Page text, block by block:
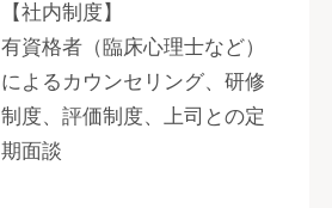
【社内制度】
有資格者（臨床心理士など）
によるカウンセリング、研修
制度、評価制度、上司との定
期面談